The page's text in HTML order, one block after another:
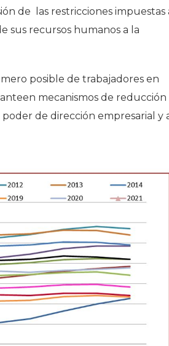
de las restricciones impuestas
sus recursos humanos a la
posible de trabajadores en
mecanismos de reducción
de dirección empresarial y